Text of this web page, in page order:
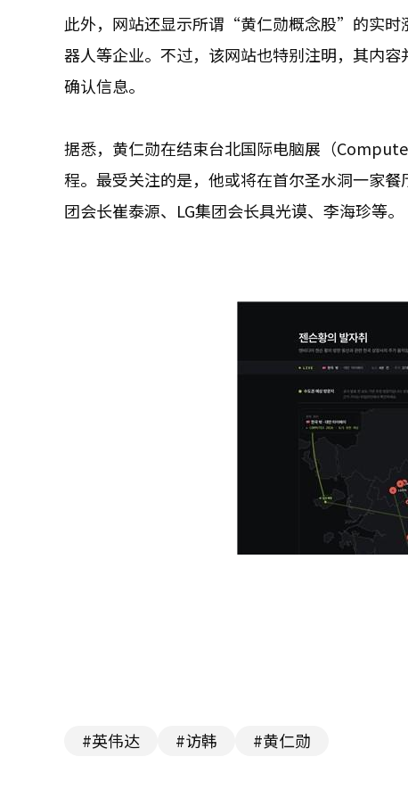
此外，网站还显示所谓“黄仁勋概念股”的实时
器人等企业。不过，该网站也特别注明，其内
确认信息。
据悉，黄仁勋在结束台北国际电脑展（
程。最受关注的是，他或将在首尔圣水洞一家
团会长崔泰源、LG集团会长具光谟、李海珍等。
#英伟达 #访韩 #黄仁勋